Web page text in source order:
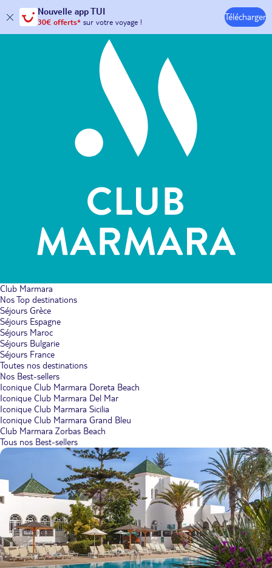
Nouvelle app TUI
30€ offerts*sur votre voyage !
avec le code :HAPPYAPP
Télécharger
Hôtels & Clubs
Club Marmara
Nos Top destinations
Séjours Grèce
Séjours Espagne
Séjours Maroc
Séjours Bulgarie
Séjours France
Toutes nos destinations
Nos Best-sellers
Iconique Club Marmara Doreta Beach
Iconique Club Marmara Del Mar
Iconique Club Marmara Sicilia
Iconique Club Marmara Grand Bleu
Club Marmara Zorbas Beach
Tous nos Best-sellers